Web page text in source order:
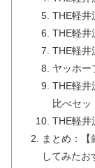
THE軽井
THE軽井
THE軽井
ヤッホー
THE軽井
比べセッ
THE軽井
まとめ：
してみたお